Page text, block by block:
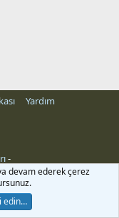
Yardım
-
devam ederek çerez
edin…